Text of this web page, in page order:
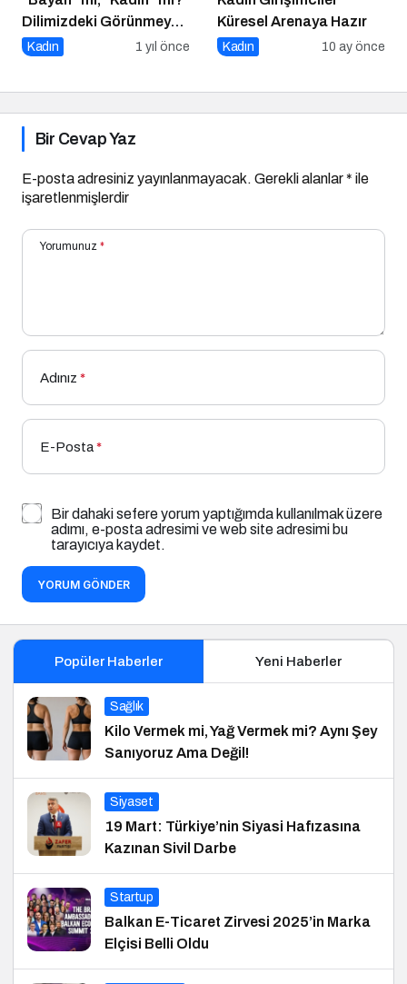
Dilimizdeki Görünmeyen
Cinsiyet Ayrımı
Kadın 1 yıl önce
Küresel Arenaya Hazır
Kadın 10 ay önce
Bir Cevap Yaz
E-posta adresiniz yayınlanmayacak. Gerekli alanlar* ile
işaretlenmişlerdir
Yorumunuz *
Adınız *
E-Posta*
Bir dahaki sefere yorum yaptığımda kullanılmak üzere
adımı, e-posta adresimi ve web site adresimi bu
tarayıcıya kaydet.
YORUM GÖNDER
Popüler Haberler Yeni Haberler
Sağlık
Kilo Vermek mi, Yağ Vermek mi? Aynı Şey
Sanıyoruz Ama Değil!
Siyaset
19 Mart: Türkiye’nin Siyasi Hafızasına
Kazınan Sivil Darbe
Startup
Balkan E-Ticaret Zirvesi 2025’in Marka
Elçisi Belli Oldu